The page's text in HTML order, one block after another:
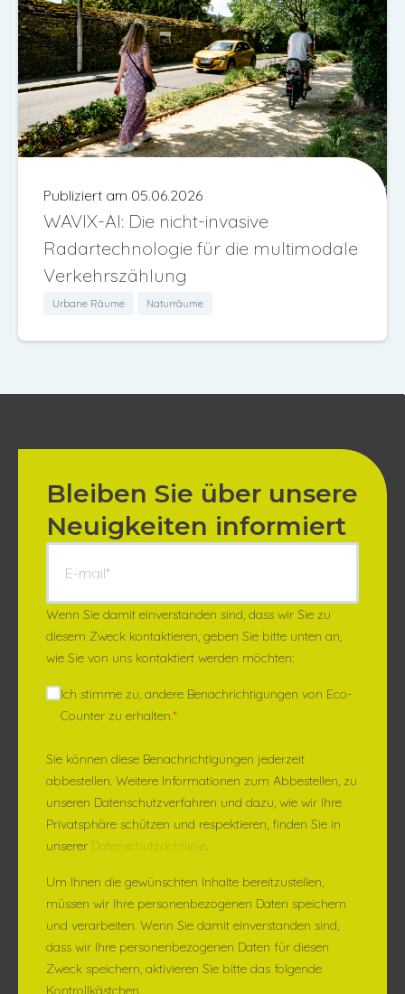
Publiziert am 05.06.2026
WAVIX-AI: Die nicht-invasive
Radartechnologie für die multimodale
Verkehrszählung
Urbane Räume Naturräume
Bleiben Sie über unsere
Neuigkeiten informiert
Wenn Sie damit einverstanden sind, dass wir Sie zu
diesem Zweck kontaktieren, geben Sie bitte unten an,
wie Sie von uns kontaktiert werden möchten:
Ich stimme zu, andere Benachrichtigungen von Eco-
Counter zu erhalten.*
Sie können diese Benachrichtigungen jederzeit
abbestellen. Weitere Informationen zum Abbestellen, zu
unseren Datenschutzverfahren und dazu, wie wir Ihre
Privatsphäre schützen und respektieren, finden Sie in
unserer Datenschutzrichtlinie.
Um Ihnen die gewünschten Inhalte bereitzustellen,
müssen wir Ihre personenbezogenen Daten speichern
und verarbeiten. Wenn Sie damit einverstanden sind,
dass wir Ihre personenbezogenen Daten für diesen
Zweck speichern, aktivieren Sie bitte das folgende
Kontrollkästchen.